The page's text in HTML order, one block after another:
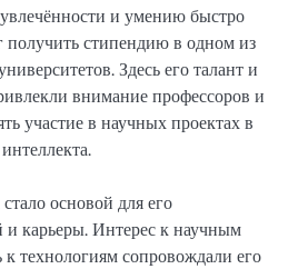
и умению быстро
получить стипендию в одном из
Здесь его талант и
внимание профессоров и
участие в научных проектах в
основой для его
карьеры. Интерес к научным
к технологиям сопровождали его